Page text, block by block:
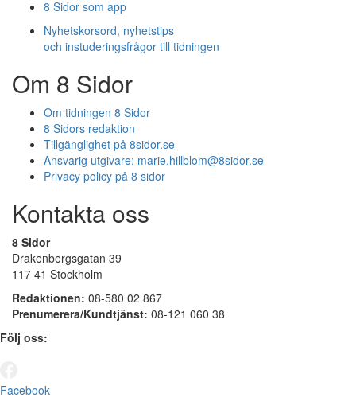
8 Sidor som app
Nyhetskorsord, nyhetstips
och instuderingsfrågor till tidningen
Om 8 Sidor
Om tidningen 8 Sidor
8 Sidors redaktion
Tillgänglighet på 8sidor.se
Ansvarig utgivare: marie.hillblom@8sidor.se
Privacy policy på 8 sidor
Kontakta oss
8 Sidor
Drakenbergsgatan 39
117 41 Stockholm
Redaktionen: 08-580 02 867
Prenumerera/Kundtjänst: 08-121 060 38
Följ oss:
Facebook